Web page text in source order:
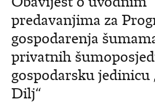
predavanjima za
gospodarenja
privatnih
gospodarsku jedinicu
Dilj“